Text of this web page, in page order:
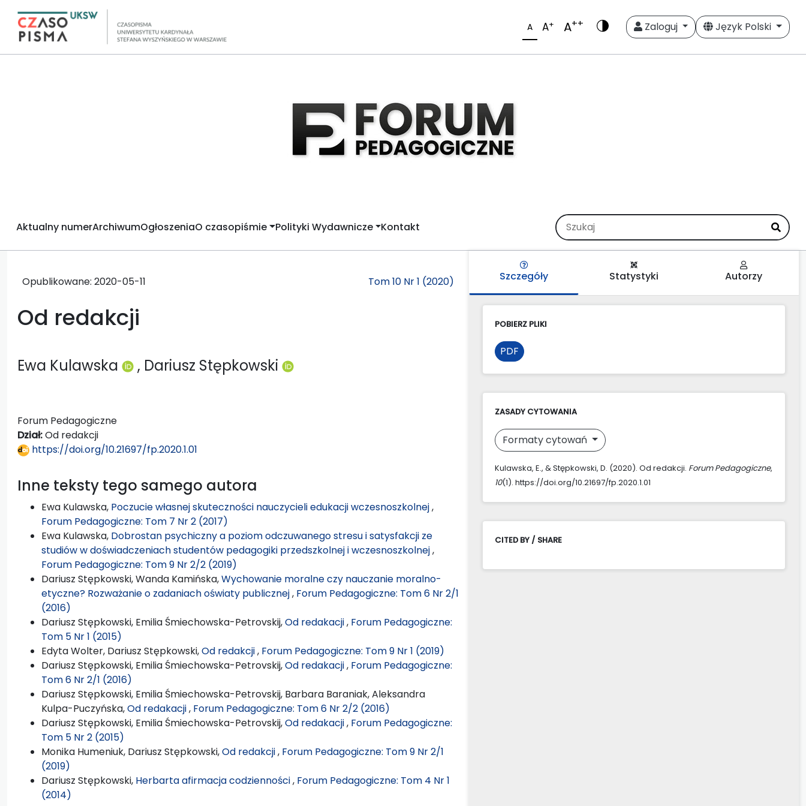
A A+ A++ Zaloguj Język Polski
Aktualny numerArchiwumOgłoszeniaO czasopiśmie Polityki Wydawnicze Kontakt
Opublikowane: 2020-05-11 Tom 10 Nr 1 (2020)
Od redakcji
Ewa Kulawska , Dariusz Stępkowski
Forum Pedagogiczne
Dział:Od redakcji
https://doi.org/10.21697/fp.2020.1.01
Inne teksty tego samego autora
Ewa Kulawska, Poczucie własnej skuteczności nauczycieli edukacji wczesnoszkolnej,
Forum Pedagogiczne: Tom 7 Nr 2 (2017)
Ewa Kulawska, Dobrostan psychiczny a poziom odczuwanego stresu i satysfakcji ze
studiów w doświadczeniach studentów pedagogiki przedszkolnej i wczesnoszkolnej,
Forum Pedagogiczne: Tom 9 Nr 2/2 (2019)
Dariusz Stępkowski, Wanda Kamińska,Wychowanie moralne czy nauczanie moralno-
etyczne? Rozważanie o zadaniach oświaty publicznej, Forum Pedagogiczne: Tom 6 Nr 2/1
(2016)
Dariusz Stępkowski, Emilia Śmiechowska-Petrovskij,Od redakacji, Forum Pedagogiczne:
Tom 5 Nr 1 (2015)
Edyta Wolter, Dariusz Stępkowski,Od redakcji, Forum Pedagogiczne: Tom 9 Nr 1 (2019)
Dariusz Stępkowski, Emilia Śmiechowska-Petrovskij,Od redakacji, Forum Pedagogiczne:
Tom 6 Nr 2/1 (2016)
Dariusz Stępkowski, Emilia Śmiechowska-Petrovskij, Barbara Baraniak, Aleksandra
Kulpa-Puczyńska,Od redakacji, Forum Pedagogiczne: Tom 6 Nr 2/2 (2016)
Dariusz Stępkowski, Emilia Śmiechowska-Petrovskij,Od redakacji, Forum Pedagogiczne:
Tom 5 Nr 2 (2015)
Monika Humeniuk, Dariusz Stępkowski,Od redakcji, Forum Pedagogiczne: Tom 9 Nr 2/1
(2019)
Dariusz Stępkowski, Herbarta afirmacja codzienności, Forum Pedagogiczne: Tom 4 Nr 1
(2014)
Szczegóły Statystyki Autorzy
POBIERZ PLIKI
PDF
ZASADY CYTOWANIA
Formaty cytowań
Kulawska, E., & Stępkowski, D. (2020). Od redakcji. Forum Pedagogiczne,
10(1). https://doi.org/10.21697/fp.2020.1.01
CITED BY / SHARE